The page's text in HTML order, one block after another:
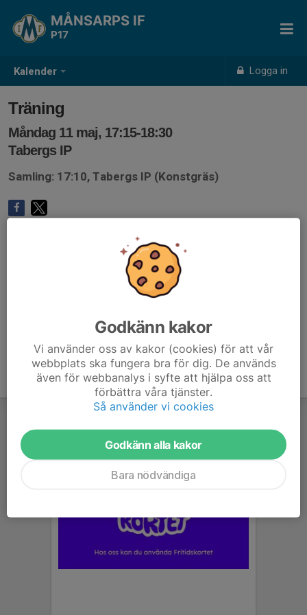
Kalender Logga in
MÅNSARPS IF
P17
Träning
Måndag 11 maj, 17:15-18:30
Tabergs IP
Samling: 17:10, Tabergs IP (Konstgräs)
Godkänn kakor
Vi använder oss av kakor (cookies) för att vår
webbplats ska fungera bra för dig. De används
även för webbanalys i syfte att hjälpa oss att
förbättra våra tjänster.
Så använder vi cookies
Godkänn alla kakor
Bara nödvändiga